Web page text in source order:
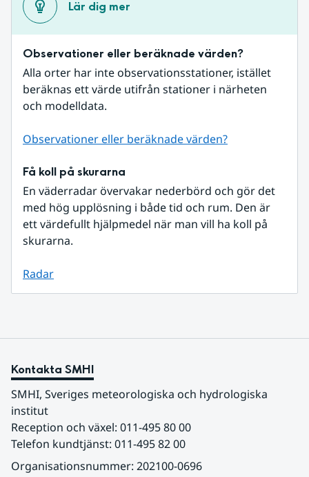
Lär dig mer
Observationer eller beräknade värden?
Alla orter har inte observationsstationer, istället
beräknas ett värde utifrån stationer i närheten
och modelldata.
Observationer eller beräknade värden?
Få koll på skurarna
En väderradar övervakar nederbörd och gör det
med hög upplösning i både tid och rum. Den är
ett värdefullt hjälpmedel när man vill ha koll på
skurarna.
Radar
Kontakta SMHI
SMHI, Sveriges meteorologiska och hydrologiska
institut
Reception och växel: 011-495 80 00
Telefon kundtjänst: 011-495 82 00
Organisationsnummer: 202100-0696